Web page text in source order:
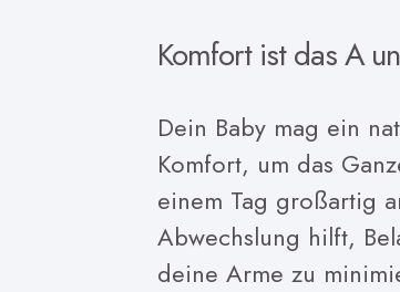
Komfort ist das A
Dein Baby mag ein
Komfort, um das
einem Tag großartig
Abwechslung hilft,
deine Arme zu